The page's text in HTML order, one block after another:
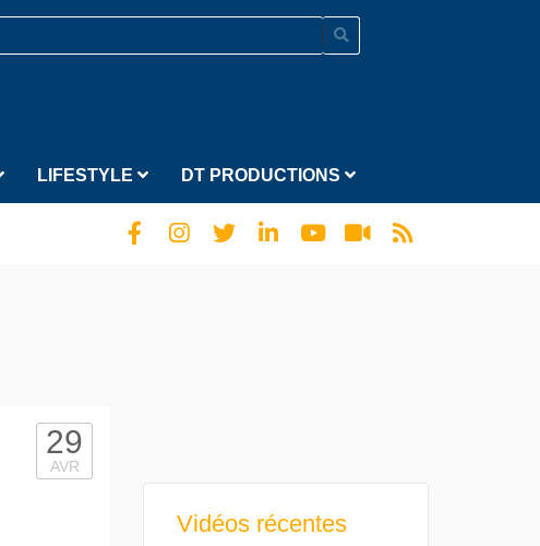
LIFESTYLE DT PRODUCTIONS
29
AVR
Vidéos récentes